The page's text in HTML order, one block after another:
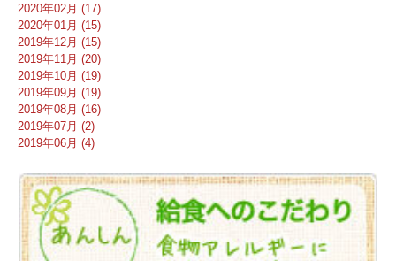
2020年02月 (17)
2020年01月 (15)
2019年12月 (15)
2019年11月 (20)
2019年10月 (19)
2019年09月 (19)
2019年08月 (16)
2019年07月 (2)
2019年06月 (4)